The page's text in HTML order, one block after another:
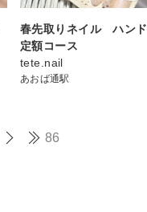
春先取りネイル ハンド
定額コース
tete.nail
あおば通駅
86